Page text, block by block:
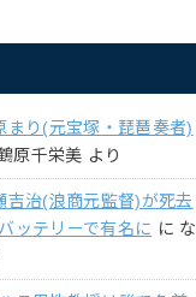
まり(元宝塚・琵琶奏者)
原千栄美 より
吉治(浪商元監督)が死去
ッテリーで有名に に な